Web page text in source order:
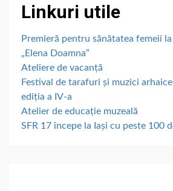
Linkuri utile
Premieră pentru sănătatea femeii
„Elena Doamna”
Ateliere de vacanță
Festival de tarafuri și muzici arhaice
ediția a IV-a
Atelier de educație muzeală
SFR 17 începe la Iași cu peste 100